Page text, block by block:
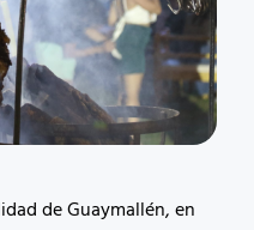
de Guaymallén, en